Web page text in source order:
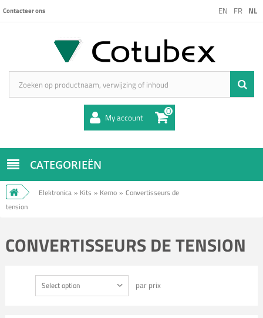
EN FR NL
Contacteer ons
My account 0
CATEGORIEËN
Elektronica » Kits » Kemo » Convertisseurs de
tension
CONVERTISSEURS DE TENSION
Select option par prix